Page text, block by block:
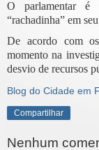
O parlamentar é
“rachadinha” em
De acordo com
momento na
desvio de recursos
Blog do Cidade em
Compartilhar
Nenhum